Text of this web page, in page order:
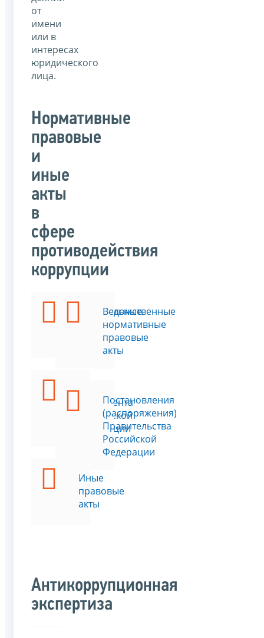
от
имени
или в
интересах
юридического
лица.
Нормативные
правовые
и
иные
акты
в
сфере
противодействия
коррупции
Федеральные
законы
Указы
Президента
Российской
Федерации
Иные
правовые
акты
Ведомственные
нормативные
правовые
акты
Постановления
(распоряжения)
Правительства
Российской
Федерации
Антикоррупционная
экспертиза